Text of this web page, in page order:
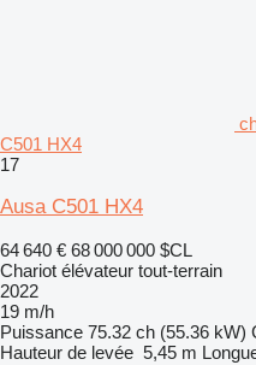
C501 HX4
17
Ausa C501 HX4
64 640 € 68 000 000 $CL
Chariot élévateur tout-terrain
2022
19 m/h
Puissance 75.32 ch (55.36 kW)
Hauteur de levée 5,45 m